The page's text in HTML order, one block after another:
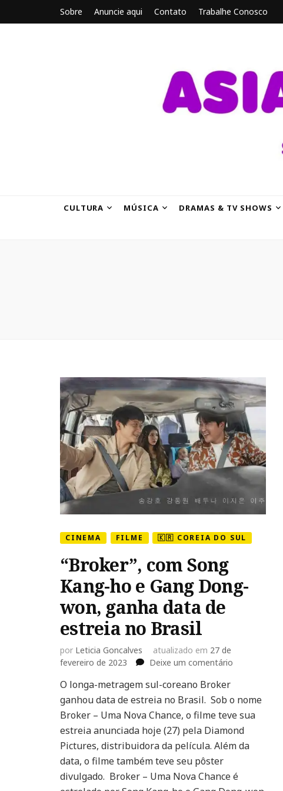
Sobre Anuncie aqui Contato Trabalhe Conosco
CULTURA MÚSICA DRAMAS & TV SHOWS
CINEMA FILME 🇰🇷 COREIA DO SUL
“Broker”, com Song
Kang-ho e Gang Dong-
won, ganha data de
estreia no Brasil
por Leticia Goncalves atualizado em 27 de
fevereiro de 2023
Deixe um comentário
Song
Kang-
e
Gang
won,
O longa-metragem sul-coreano Broker
ganhou data de estreia no Brasil. Sob o nome
Broker – Uma Nova Chance, o filme teve sua
estreia anunciada hoje (27) pela Diamond
Pictures, distribuidora da película. Além da
data, o filme também teve seu pôster
divulgado. Broker – Uma Nova Chance é